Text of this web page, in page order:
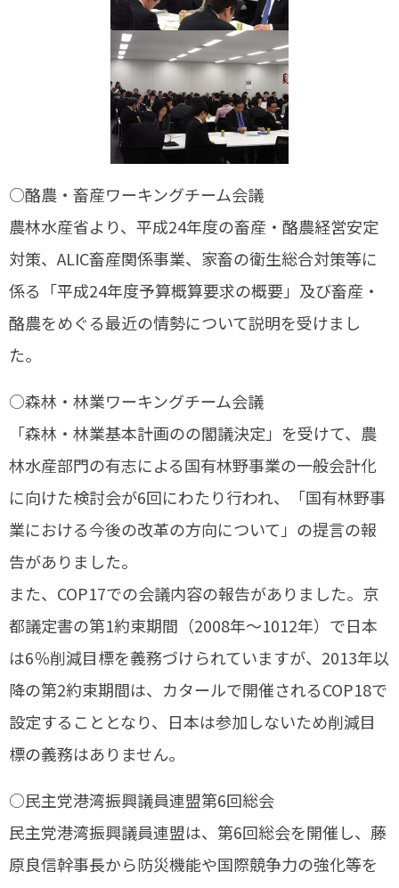
○酪農・畜産ワーキングチーム会議
農林水産省より、平成24年度の畜産・酪農経営安定
対策、ALIC畜産関係事業、家畜の衛生総合対策等に
係る「平成24年度予算概算要求の概要」及び畜産・
酪農をめぐる最近の情勢について説明を受けまし
た。
○森林・林業ワーキングチーム会議
「森林・林業基本計画のの閣議決定」を受けて、農
林水産部門の有志による国有林野事業の一般会計化
に向けた検討会が6回にわたり行われ、「国有林野事
業における今後の改革の方向について」の提言の報
告がありました。
また、COP17での会議内容の報告がありました。京
都議定書の第1約束期間（2008年〜1012年）で日本
は6％削減目標を義務づけられていますが、2013年以
降の第2約束期間は、カタールで開催されるCOP18で
設定することとなり、日本は参加しないため削減目
標の義務はありません。
○民主党港湾振興議員連盟第6回総会
民主党港湾振興議員連盟は、第6回総会を開催し、藤
原良信幹事長から防災機能や国際競争力の強化等を